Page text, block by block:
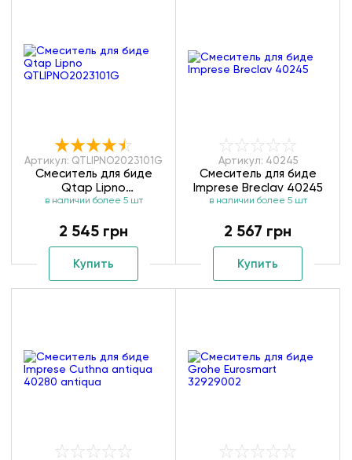
Артикул: QTLIPNO2023101G
Смеситель для биде
Qtap Lipno
QTLIPNO2023101G
в наличии более 5 шт
2 545 грн
Купить
Артикул: 40245
Смеситель для биде
Imprese Breclav 40245
в наличии более 5 шт
2 567 грн
Купить